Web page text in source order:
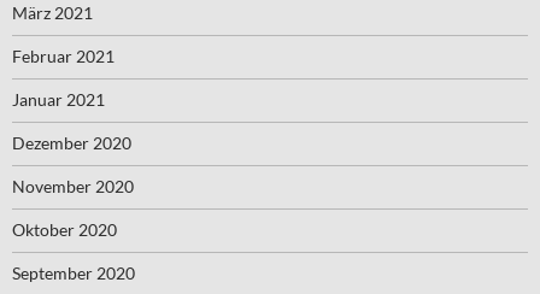
März 2021
Februar 2021
Januar 2021
Dezember 2020
November 2020
Oktober 2020
September 2020